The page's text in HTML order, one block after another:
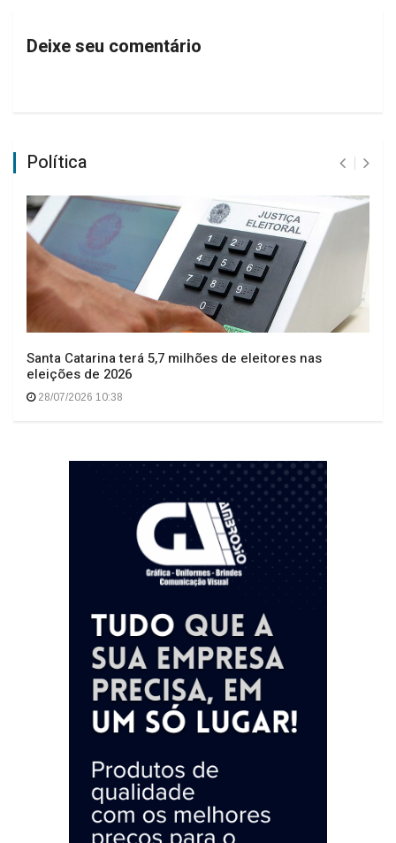
Deixe seu comentário
Política
Santa Catarina terá 5,7 milhões de eleitores nas
eleições de 2026
28/07/2026 10:38